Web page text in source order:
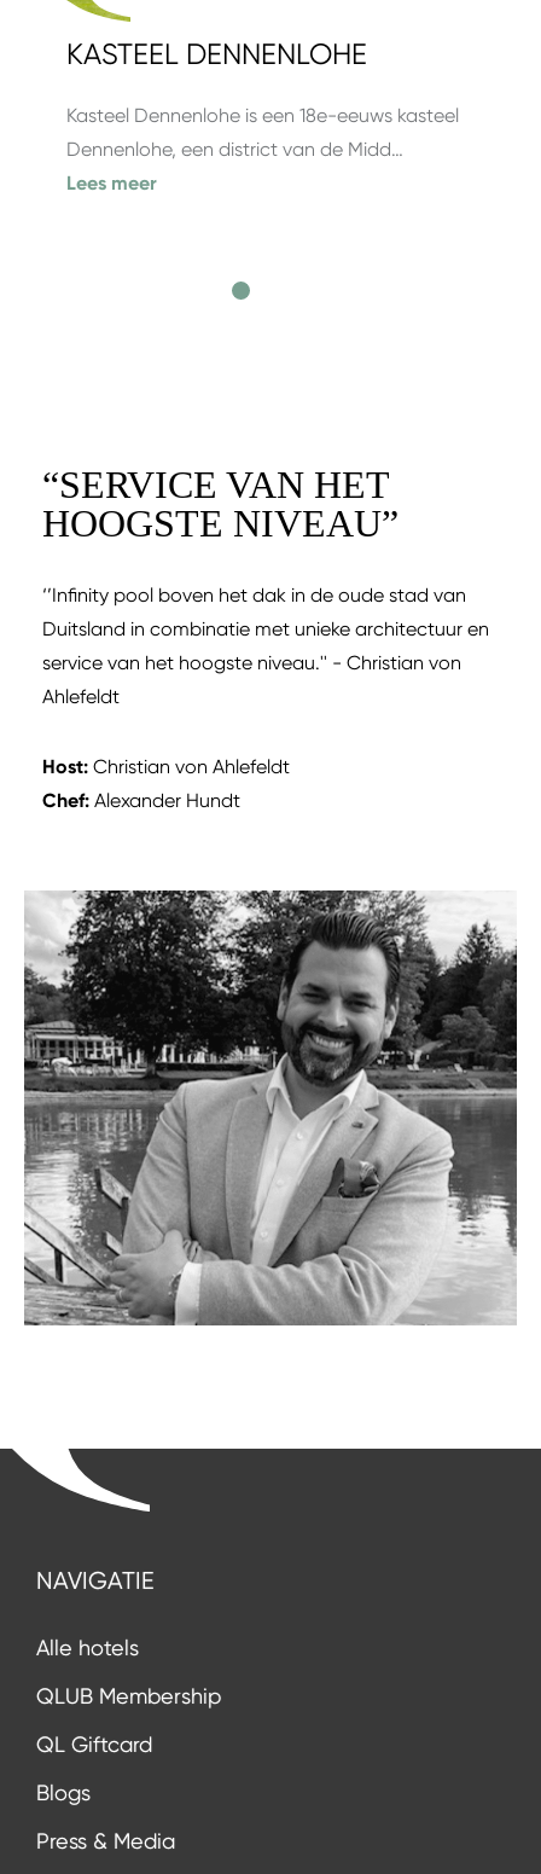
KASTEEL DENNENLOHE
Kasteel Dennenlohe is een 18e-eeuws kasteel
Dennenlohe, een district van de Midd…
Lees meer
“SERVICE VAN HET
HOOGSTE NIVEAU”
‘’Infinity pool boven het dak in de oude stad van
Duitsland in combinatie met unieke architectuur en
service van het hoogste niveau.'' - Christian von
Ahlefeldt
Host: Christian von Ahlefeldt
Chef: Alexander Hundt
NAVIGATIE
Alle hotels
QLUB Membership
QL Giftcard
Blogs
Press & Media